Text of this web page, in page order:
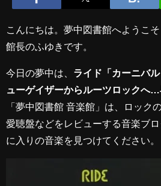
こんにちは。夢中図書館へようこそ
館長のふゆきです。
今日の夢中は、 ライド「カーニバ
ューゲイザーからルーツロックへ
「夢中図書館 音楽館」は、ロック
愛聴盤などをレビューする音楽ブ
に入りの音楽を見つけてください。